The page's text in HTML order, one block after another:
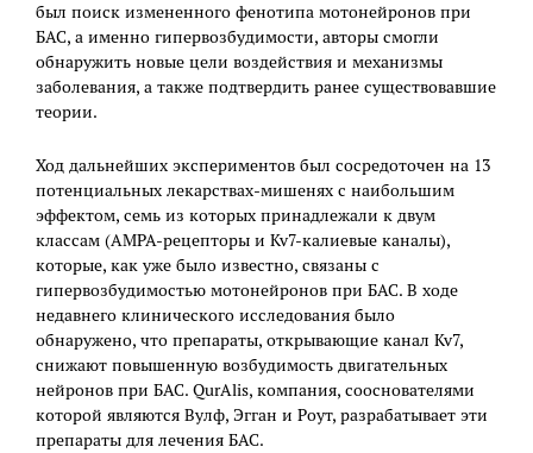
был поиск измененного фенотипа мотонейронов при
БАС, а именно гипервозбудимости, авторы смогли
обнаружить новые цели воздействия и механизмы
заболевания, а также подтвердить ранее существовавшие
теории.
Ход дальнейших экспериментов был сосредоточен на 13
потенциальных лекарствах-мишенях с наибольшим
эффектом, семь из которых принадлежали к двум
классам (AMPA-рецепторы и Kv7-калиевые каналы),
которые, как уже было известно, связаны с
гипервозбудимостью мотонейронов при БАС. В ходе
недавнего клинического исследования было
обнаружено, что препараты, открывающие канал Kv7,
снижают повышенную возбудимость двигательных
нейронов при БАС. QurAlis, компания, сооснователями
которой являются Вулф, Эгган и Роут, разрабатывает эти
препараты для лечения БАС.